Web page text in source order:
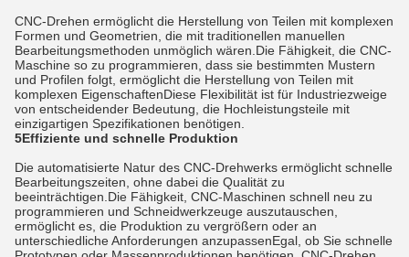
CNC-Drehen ermöglicht die Herstellung von Teilen mit komplexen
Formen und Geometrien, die mit traditionellen manuellen
Bearbeitungsmethoden unmöglich wären.Die Fähigkeit, die CNC-
Maschine so zu programmieren, dass sie bestimmten Mustern
und Profilen folgt, ermöglicht die Herstellung von Teilen mit
komplexen EigenschaftenDiese Flexibilität ist für Industriezweige
von entscheidender Bedeutung, die Hochleistungsteile mit
einzigartigen Spezifikationen benötigen.
5Effiziente und schnelle Produktion
Die automatisierte Natur des CNC-Drehwerks ermöglicht schnelle
Bearbeitungszeiten, ohne dabei die Qualität zu
beeinträchtigen.Die Fähigkeit, CNC-Maschinen schnell neu zu
programmieren und Schneidwerkzeuge auszutauschen,
ermöglicht es, die Produktion zu vergrößern oder an
unterschiedliche Anforderungen anzupassenEgal, ob Sie schnelle